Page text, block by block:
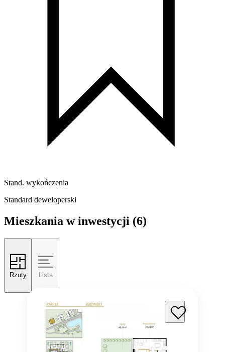
Stand. wykończenia
Standard deweloperski
Mieszkania w inwestycji (6)
Rzuty Lista